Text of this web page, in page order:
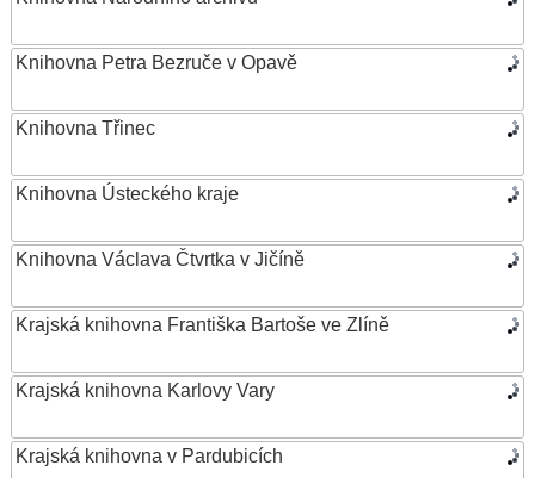
Knihovna Petra Bezruče v Opavě
Knihovna Třinec
Knihovna Ústeckého kraje
Knihovna Václava Čtvrtka v Jičíně
Krajská knihovna Františka Bartoše ve Zlíně
Krajská knihovna Karlovy Vary
Krajská knihovna v Pardubicích